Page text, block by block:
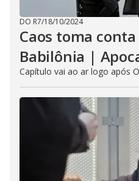
DO R7/18/10/2024
Caos toma
Babilônia |
Capítulo vai ao ar logo após